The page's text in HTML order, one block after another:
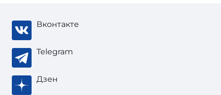
Вконтакте
Telegram
Дзен